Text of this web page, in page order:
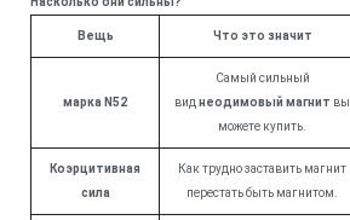
Вещь Что это значит
марка N52
Самый сильный
виднеодимовый магнит вы
можете купить.
Коэрцитивная
сила
Как трудно заставить магнит
перестать быть магнитом.